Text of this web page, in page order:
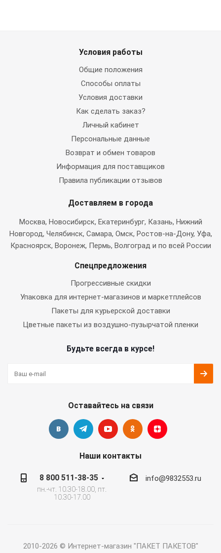
Условия работы
Общие положения
Способы оплаты
Условия доставки
Как сделать заказ?
Личный кабинет
Персональные данные
Возврат и обмен товаров
Информация для поставщиков
Правила публикации отзывов
Доставляем в города
Москва, Новосибирск, Екатеринбург, Казань, Нижний
Новгород, Челябинск, Самара, Омск, Ростов-на-Дону, Уфа,
Красноярск, Воронеж, Пермь, Волгоград и по всей России
Спецпредложения
Прогрессивные скидки
Упаковка для интернет-магазинов и маркетплейсов
Пакеты для курьерской доставки
Цветные пакеты из воздушно-пузырчатой пленки
Будьте всегда в курсе!
Оставайтесь на связи
Наши контакты
8 800 511-38-35
пн.-чт. 10.30-18.00, пт.
10.30-17.00
info@9832553.ru
2010-2026 © Интернет-магазин "ПАКЕТ ПАКЕТОВ"